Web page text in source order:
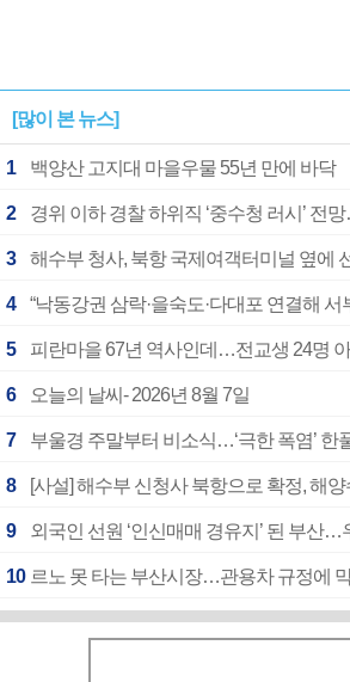
[많이 본 뉴스]
1 백양산 고지대 마을우물 55년 만에 바닥
2 경위 이하 경찰 하위직 ‘중수청 러시’ 전
3 해수부 청사, 북항 국제여객터미널 옆에
4 “낙동강권 삼락·을숙도·다대포 연결해 서
5 피란마을 67년 역사인데…전교생 24명
6 오늘의 날씨- 2026년 8월 7일
7 부울경 주말부터 비소식…‘극한 폭염’ 한
8 [사설] 해수부 신청사 북항으로 확정, 해
9 외국인 선원 ‘인신매매 경유지’ 된 부산…
10 르노 못 타는 부산시장…관용차 규정에